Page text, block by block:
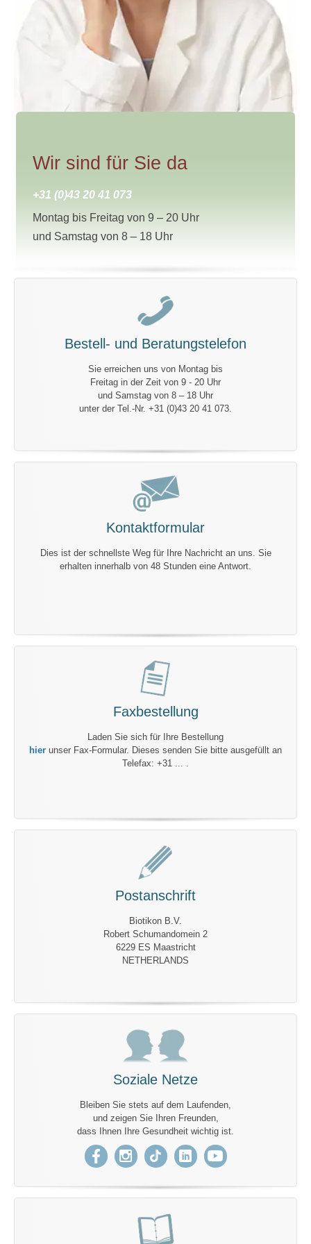
Wir sind für Sie da
+31 (0)43 20 41 073
Montag bis Freitag von 9 – 20 Uhr
und Samstag von 8 – 18 Uhr
Bestell- und Beratungstelefon
Sie erreichen uns von Montag bis
Freitag in der Zeit von 9 - 20 Uhr
und Samstag von 8 – 18 Uhr
unter der Tel.-Nr. +31 (0)43 20 41 073.
Kontaktformular
Dies ist der schnellste Weg für Ihre Nachricht an uns. Sie
erhalten innerhalb von 48 Stunden eine Antwort.
Faxbestellung
Laden Sie sich für Ihre Bestellung
hier unser Fax-Formular. Dieses senden Sie bitte ausgefüllt an
Telefax: +31 ... .
Postanschrift
Biotikon B.V.
Robert Schumandomein 2
6229 ES Maastricht
NETHERLANDS
Soziale Netze
Bleiben Sie stets auf dem Laufenden,
und zeigen Sie Ihren Freunden,
dass Ihnen Ihre Gesundheit wichtig ist.